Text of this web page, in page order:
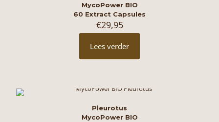
MycoPower BIO
60 Extract Capsules
€29,95
Lees verder
Pleurotus
MycoPower BIO